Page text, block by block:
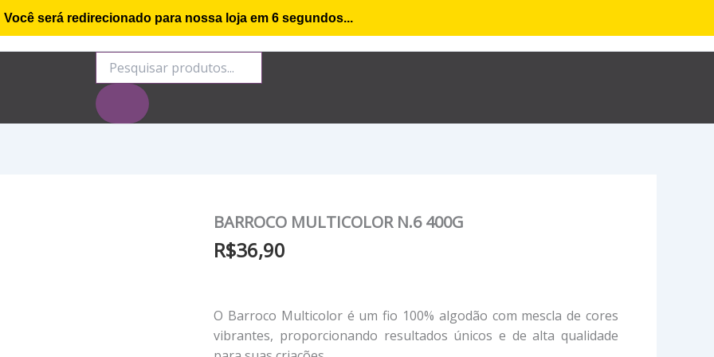
de compra Minha conta Rastrear Encomenda Shop
produtos
BARROCO MULTICOLOR N.6 400G
R$36,90
O Barroco Multicolor é um fio 100% algodão com mescla de cores
vibrantes, proporcionando resultados únicos e de alta qualidade
Você será redirecionado para nossa loja em 5 segundos...